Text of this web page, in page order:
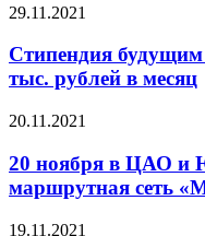
29.11.2021
Стипендия будущим
тыс. рублей в месяц
20.11.2021
20 ноября в ЦАО и
маршрутная сеть
19.11.2021